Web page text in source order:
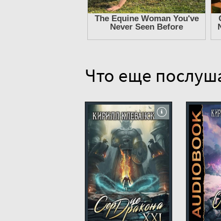
014
018
020
021
022
023
024
025
026
Что еще